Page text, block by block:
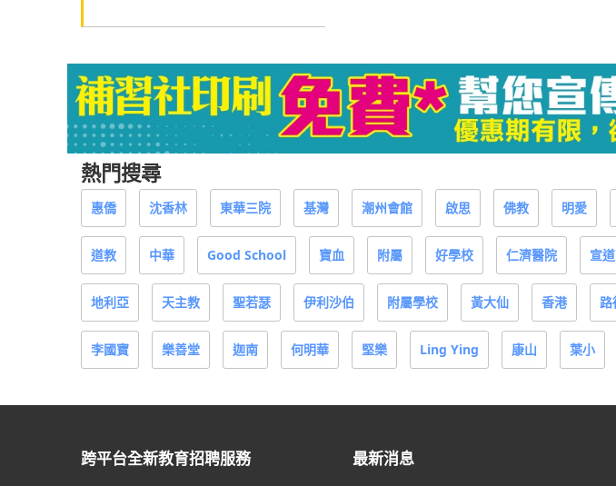
熱門搜尋
惠僑 沈香林 東華三院 基灣 潮州會館 啟思 佛教 明愛
道教 中華 Good School 寶血 附屬 好學校 仁濟醫院 宣道
地利亞 天主教 聖若瑟 伊利沙伯 附屬學校 黃大仙 香港 路
李國寶 樂善堂 迦南 何明華 堅樂 Ling Ying 康山 葉小
跨平台全新教育招聘服務 最新消息